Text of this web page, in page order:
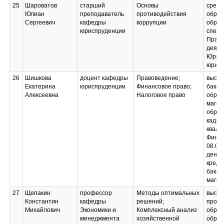
25
Шароватов
Юлиан
Сергеевич
старший
преподаватель
кафедры
юриспруденции
Основы
противодействия
коррупции
26
Шишкова
Екатерина
Алексеевна
доцент кафедры
юриспруденции
Правоведение;
Финансовое право;
Налоговое право
27
Щепакин
Константин
Михайлович
профессор
кафедры
Экономики и
менеджмента
Методы оптимальных
решений;
Комплексный анализ
хозяйственной